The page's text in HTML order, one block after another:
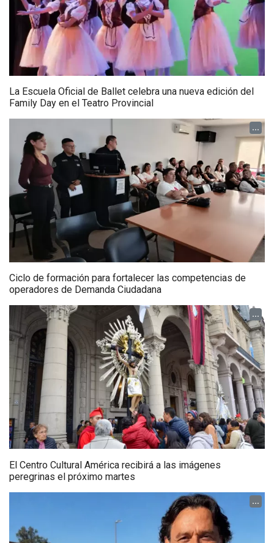
La Escuela Oficial de Ballet celebra una nueva edición del
Family Day en el Teatro Provincial
...
Ciclo de formación para fortalecer las competencias de
operadores de Demanda Ciudadana
...
El Centro Cultural América recibirá a las imágenes
peregrinas el próximo martes
...